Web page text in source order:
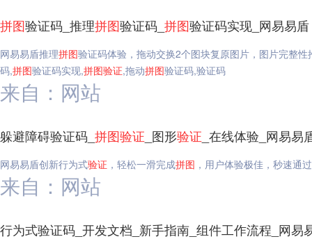
拼图验证码_推理拼图验证码_ 拼图验证码实现_网易易盾
网易易盾推理拼图验证码体验，拖动交换2个图块复原图片，图片完整
码,拼图验证码实现,拼图验证,拖动拼图验证码,验证码
来自：网站
躲避障碍验证码_ 拼图验证 _图形验证 _在线体验_网易易
网易易盾创新行为式验证 ，轻松一滑完成拼图 ，用户体验极佳，秒速通过
来自：网站
行为式验证码_开发文档_新手指南_组件工作流程_网易